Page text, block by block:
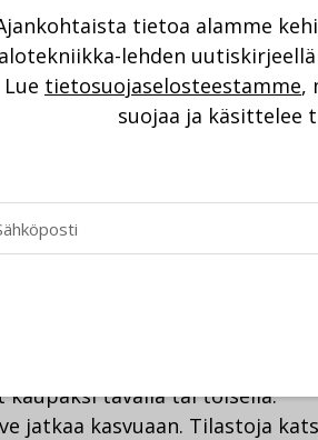
aloittamaan remontteja,
ja kallista.
kohdentuvat toimenpiteet
määrin.
on päässyt kasvamaan
ei nyt edes vanhoissa
että jollain aikajänteellä
tavalla tai toisella.
jatkaa kasvuaan. Tilastoja
tietoa alamme
lehden
Lue tietosuojaselosteestamme,
suojaa ja käsittelee